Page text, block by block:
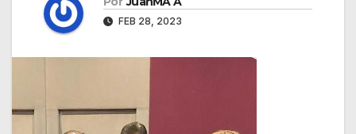
FEB 28, 2023